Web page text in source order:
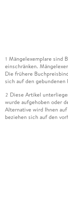
1 Mängelexemplare sind
einschränken.
Die frühere
sich auf den gebundenen
2 Diese Artikel
wurde aufgehoben oder
Alternative wird Ihnen
beziehen sich auf den